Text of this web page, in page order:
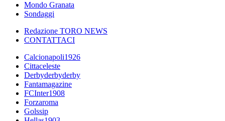
Mondo Granata
Sondaggi
Redazione TORO NEWS
CONTATTACI
Calcionapoli1926
Cittaceleste
Derbyderbyderby
Fantamagazine
FCInter1908
Forzaroma
Golssip